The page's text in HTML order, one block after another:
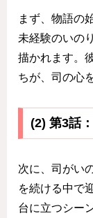
まず、物語の
未経験のいの
描かれます。
ちが、司の心
(2) 第3話
次に、司がい
を続ける中で
台に立つシー